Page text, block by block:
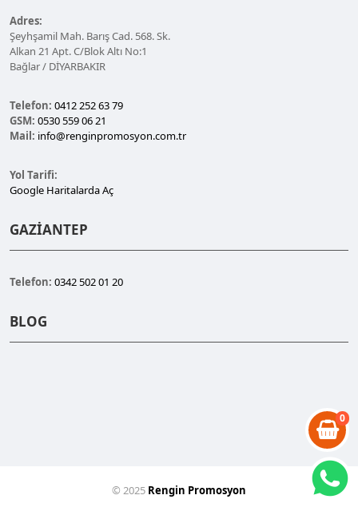
0
Adres:
Şeyhşamil Mah. Barış Cad. 568. Sk.
Alkan 21 Apt. C/Blok Altı No:1
Bağlar / DİYARBAKIR
Telefon: 0412 252 63 79
GSM: 0530 559 06 21
Mail: info@renginpromosyon.com.tr
Yol Tarifi:
Google Haritalarda Aç
GAZİANTEP
Telefon: 0342 502 01 20
BLOG
© 2025 Rengin Promosyon